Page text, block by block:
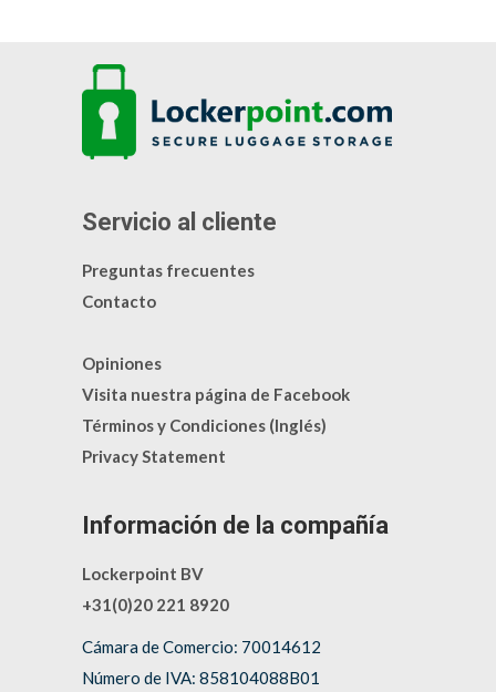
Servicio al cliente
Preguntas frecuentes
Contacto
Opiniones
Visita nuestra página de Facebook
Términos y Condiciones (Inglés)
Privacy Statement
Información de la compañía
Lockerpoint BV
+31(0)20 221 8920
Cámara de Comercio: 70014612
Número de IVA: 858104088B01